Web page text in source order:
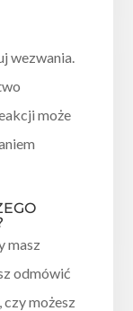
wezwania.
może
masz
odmówić
możesz